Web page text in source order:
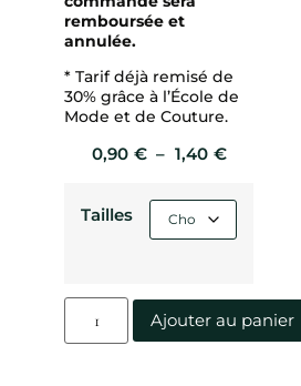
remboursée et
annulée.
* Tarif déjà remisé de
30% grâce à l’École de
Mode et de Couture.
0,90 € – 1,40 €
Tailles
Ajouter au panier